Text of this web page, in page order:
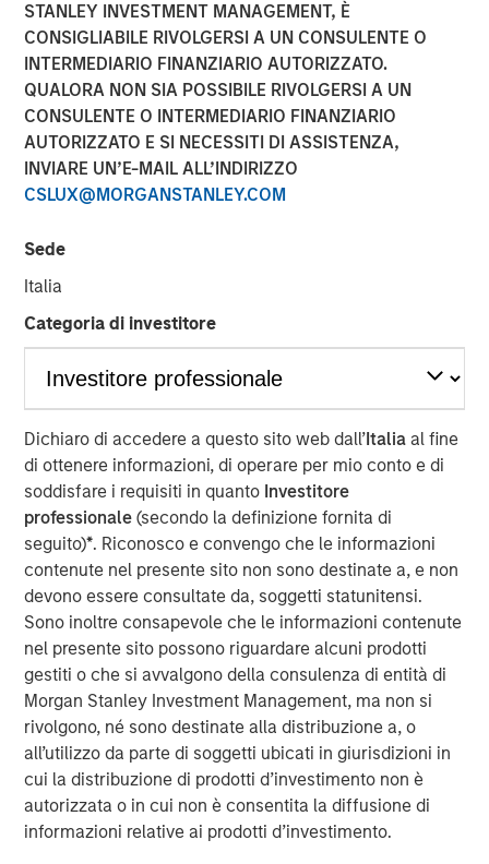
STANLEY INVESTMENT MANAGEMENT, È
CONSIGLIABILE RIVOLGERSI A UN CONSULENTE O
INTERMEDIARIO FINANZIARIO AUTORIZZATO.
QUALORA NON SIA POSSIBILE RIVOLGERSI A UN
CONSULENTE O INTERMEDIARIO FINANZIARIO
AUTORIZZATO E SI NECESSITI DI ASSISTENZA,
INVIARE UN’E-MAIL ALL’INDIRIZZO
CSLUX@MORGANSTANLEY.COM
Sede
Italia
Categoria di investitore
Dichiaro di accedere a questo sito web dall’Italia al fine
di ottenere informazioni, di operare per mio conto e di
soddisfare i requisiti in quanto Investitore
professionale(secondo la definizione fornita di
seguito)*. Riconosco e convengo che le informazioni
contenute nel presente sito non sono destinate a, e non
devono essere consultate da, soggetti statunitensi.
Sono inoltre consapevole che le informazioni contenute
nel presente sito possono riguardare alcuni prodotti
gestiti o che si avvalgono della consulenza di entità di
Morgan Stanley Investment Management, ma non si
rivolgono, né sono destinate alla distribuzione a, o
all’utilizzo da parte di soggetti ubicati in giurisdizioni in
cui la distribuzione di prodotti d’investimento non è
autorizzata o in cui non è consentita la diffusione di
informazioni relative ai prodotti d’investimento.
HONG KONG — November 27, 2017
Investment funds managed by Morgan Stanley Private
Equity Asia (collectively, “MSPEA”), part of Morgan
specialty distributor of dermo-cosmetic products in the
People’s Republic of China and Giorgos Korres
KORRES ) informed KORRES and they all announce the
Giorgos Korres and certain members of his
family have agreed to contribute (contribution in
kind) to Nissos Holdings (CY) Ltd., (“
Nissos
”), which
is currently wholly owned by Giorgos Korres, shares
representing approximately 30% of the share
capital of KORRES (Giorgos Korres approximately
24% and certain members of his family
approximately 6%) in exchange for equal shares and
percentage in Nissos.
MSPEA and Profex have agreed to subscribe for
shares in Nissos 56% and 14% respectively. MSPEA
and Profex will subscribe for cash, 48.3m euro in
total.
Nissos has agreed to purchase shares,
representing approximately 52.3% of the share
capital of KORRES, (approximately 6.6% of the share